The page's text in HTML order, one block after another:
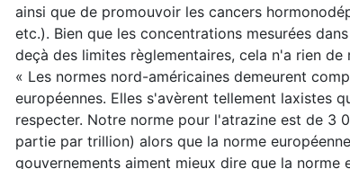
ainsi que de promouvoir les cancers
etc.). Bien que les concentrations mesurées
deçà des limites règlementaires, cela n'a rien de
« Les normes nord-américaines demeurent
européennes. Elles s'avèrent tellement laxistes
respecter. Notre norme pour l'atrazine est de 3
partie par trillion) alors que la norme
gouvernements aiment mieux dire que la